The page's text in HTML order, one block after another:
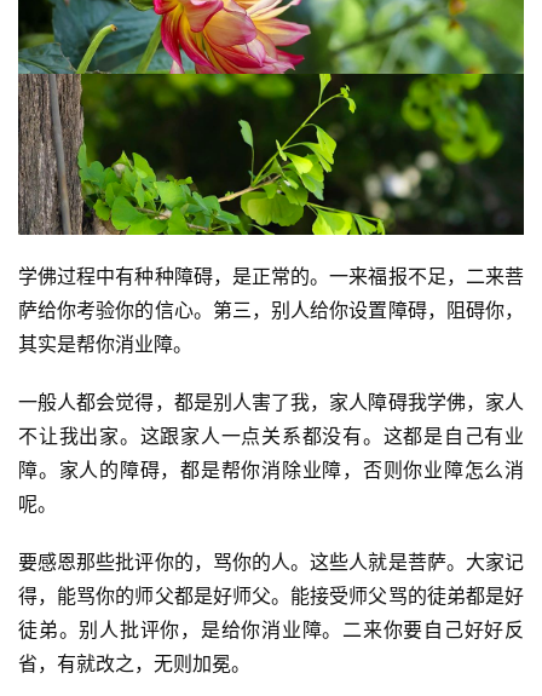
资
讯
学佛过程中有种种障碍，是正常的。一来福报不足，二来菩
萨给你考验你的信心。第三，别人给你设置障碍，阻碍你，
其实是帮你消业障。
一般人都会觉得，都是别人害了我，家人障碍我学佛，家人
不让我出家。这跟家人一点关系都没有。这都是自己有业
障。家人的障碍，都是帮你消除业障，否则你业障怎么消
呢。
要感恩那些批评你的，骂你的人。这些人就是菩萨。大家记
得，能骂你的师父都是好师父。能接受师父骂的徒弟都是好
徒弟。别人批评你，是给你消业障。二来你要自己好好反
省，有就改之，无则加冕。